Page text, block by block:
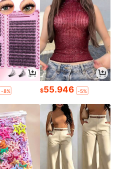
-8% $55.946 -5%